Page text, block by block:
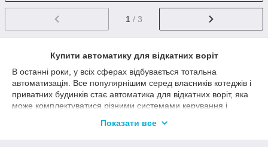
1 / 3
Купити автоматику для відкатних воріт
В останні роки, у всіх сферах відбувається тотальна
автоматизація. Все популярнішим серед власників котеджів і
приватних будинків стає автоматика для відкатних воріт, яка
може комплектуватися різними системами керування і
Показати все